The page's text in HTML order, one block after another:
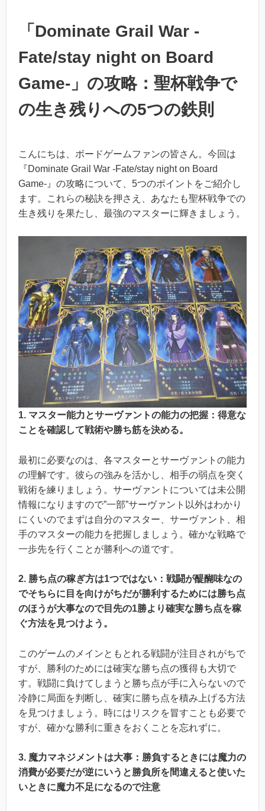
「Dominate Grail War -
Fate/stay night on Board
Game-」の攻略：聖杯戦争で
の生き残りへの5つの鉄則
こんにちは、ボードゲームファンの皆さん。今回は
『Dominate Grail War -Fate/stay night on Board
Game-』の攻略について、5つのポイントをご紹介し
ます。これらの秘訣を押さえ、あなたも聖杯戦争での
生き残りを果たし、最強のマスターに輝きましょう。
1. マスター能力とサーヴァントの能力の把握：得意な
ことを確認して戦術や勝ち筋を決める。
最初に必要なのは、各マスターとサーヴァントの能力
の理解です。彼らの強みを活かし、相手の弱点を突く
戦術を練りましょう。サーヴァントについては未公開
情報になりますので”一部”サーヴァント以外はわかり
にくいのでまずは自分のマスター、サーヴァント、相
手のマスターの能力を把握しましょう。確かな戦略で
一歩先を行くことが勝利への道です。
2. 勝ち点の稼ぎ方は1つではない：戦闘が醍醐味なの
でそちらに目を向けがちだが勝利するためには勝ち点
のほうが大事なので目先の1勝より確実な勝ち点を稼
ぐ方法を見つけよう。
このゲームのメインともとれる戦闘が注目されがちで
すが、勝利のためには確実な勝ち点の獲得も大切で
す。戦闘に負けてしまうと勝ち点が手に入らないので
冷静に局面を判断し、確実に勝ち点を積み上げる方法
を見つけましょう。時にはリスクを冒すことも必要で
すが、確かな勝利に重きをおくことを忘れずに。
3. 魔力マネジメントは大事：勝負するときには魔力の
消費が必要だが逆にいうと勝負所を間違えると使いた
いときに魔力不足になるので注意